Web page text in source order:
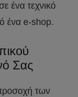
ένα τεχνικό
ένα e-shop.
Σας
των